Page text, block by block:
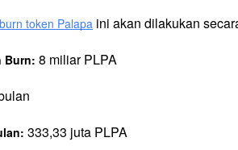
token Palapa ini akan dilakukan
Burn: 8 miliar PLPA
333,33 juta PLPA